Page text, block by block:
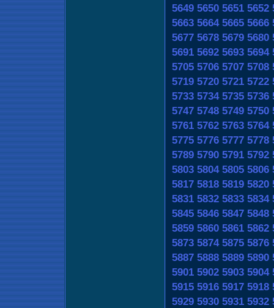
5649 5650 5651 5652
5663 5664 5665 5666
5677 5678 5679 5680
5691 5692 5693 5694
5705 5706 5707 5708
5719 5720 5721 5722
5733 5734 5735 5736
5747 5748 5749 5750
5761 5762 5763 5764
5775 5776 5777 5778
5789 5790 5791 5792
5803 5804 5805 5806
5817 5818 5819 5820
5831 5832 5833 5834
5845 5846 5847 5848
5859 5860 5861 5862
5873 5874 5875 5876
5887 5888 5889 5890
5901 5902 5903 5904
5915 5916 5917 5918
5929 5930 5931 5932